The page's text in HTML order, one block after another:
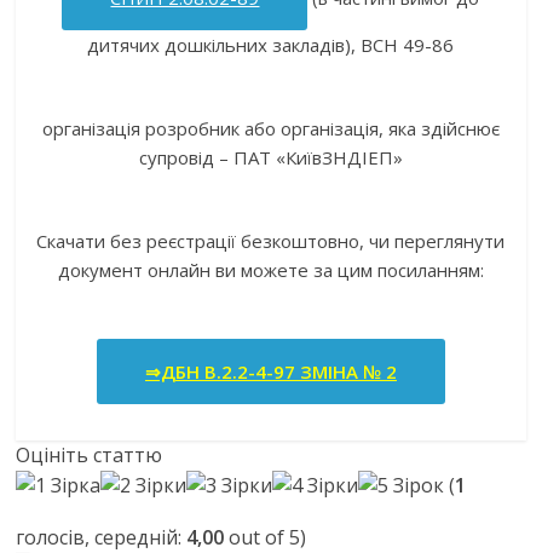
дитячих дошкільних закладів), ВСН 49-86
організація розробник або організація, яка здійснює
супровід – ПАТ «КиївЗНДІЕП»
Скачати без реєстрації безкоштовно, чи переглянути
документ онлайн ви можете за цим посиланням:
⇒ДБН В.2.2-4-97 ЗМІНА № 2
Оцініть статтю
(1
голосів, середній: 4,00out of 5)